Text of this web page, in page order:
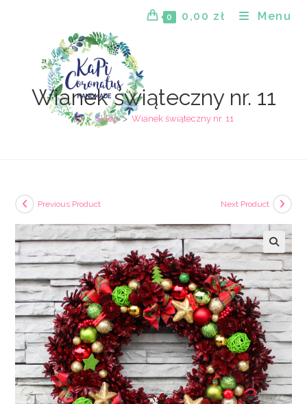
0 0,00 zł Menu
Wianek świąteczny nr. 11
> Sklep > Wianek świąteczny nr. 11
Previous Product Next Product